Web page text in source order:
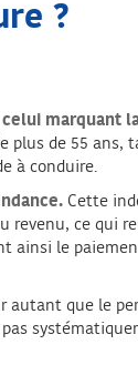
?
marquant
plus de 55 ans,
à conduire.
Cette
revenu, ce qui
ainsi le
autant que le